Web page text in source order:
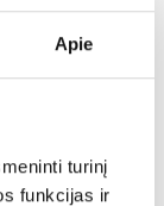
Apie
turinį
funkcijas ir
1.6/2.35 1 OZ1